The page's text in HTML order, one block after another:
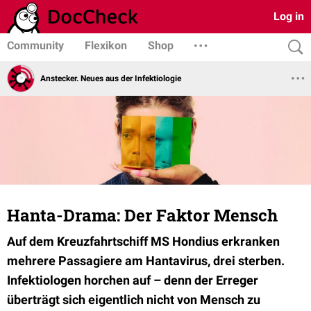
Log in
Community Flexikon Shop
Anstecker. Neues aus der Infektiologie
Hanta-Drama: Der Faktor Mensch
Auf dem Kreuzfahrtschiff MS Hondius erkranken
mehrere Passagiere am Hantavirus, drei sterben.
Infektiologen horchen auf – denn der Erreger
überträgt sich eigentlich nicht von Mensch zu